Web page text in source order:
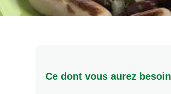
Ce dont vous aurez besoin